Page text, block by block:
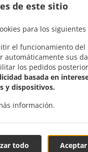
de este sitio
para los siguientes
el funcionamiento del
automáticamente sus
los pedidos
basada en
y dispositivos.
información.
todo
encantados de